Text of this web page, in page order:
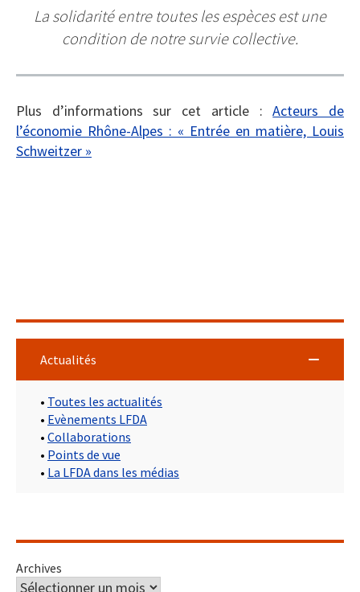
La solidarité entre toutes les espèces est une
condition de notre survie collective.
Plus d’informations sur cet article :Acteurs de
l’économie Rhône-Alpes : « Entrée en matière, Louis
Schweitzer »
Actualités
• Toutes les actualités
• Evènements LFDA
• Collaborations
• Points de vue
• La LFDA dans les médias
Archives